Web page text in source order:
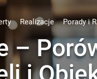
Realizacje Porady i